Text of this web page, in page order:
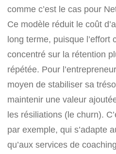
comme c’est le cas pour
Ce modèle réduit le coût
long terme, puisque l’effort
concentré sur la rétention
répétée. Pour
moyen de stabiliser sa
maintenir une valeur
les résiliations (le churn).
par exemple, qui s’adapte
qu’aux services de